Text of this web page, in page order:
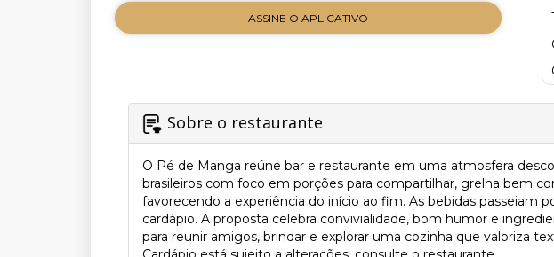
ASSINE O APLICATIVO
Sobre o restaurante
O Pé de Manga reúne bar e restaurante em uma atmosfera
brasileiros com foco em porções para compartilhar, grelha bem
favorecendo a experiência do início ao fim. As bebidas passeiam
cardápio. A proposta celebra convivialidade, bom humor e
para reunir amigos, brindar e explorar uma cozinha que valoriza